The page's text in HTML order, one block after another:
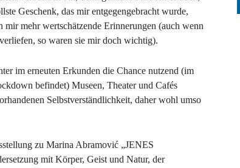
Geschenk, das mir entgegengebracht wurde,
mehr wertschätzende Erinnerungen (auch wenn
so waren sie mir doch wichtig).
im erneuten Erkunden die Chance nutzend (im
befindet) Museen, Theater und Cafés
Selbstverständlichkeit, daher wohl umso
zu Marina Abramović „JENES
mit Körper, Geist und Natur, der